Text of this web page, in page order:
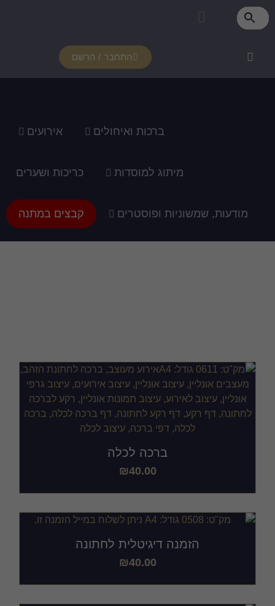
התחבר / הרשם
ברכות ואיחולים אירועים
מיתוג למוסדות כריכות ושערים
מודעות, שמשוניות ופוסטרים קבצים במתנה
ברכה לכלה
₪40.00
הזמנה דיגיטלית לחתונה
₪40.00